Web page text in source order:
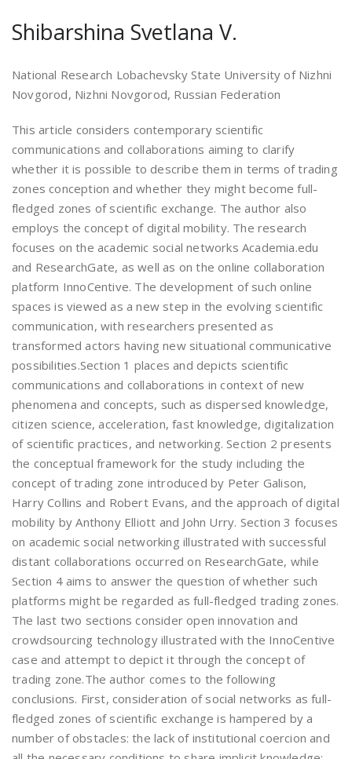
Shibarshina Svetlana V.
National Research Lobachevsky State University of Nizhni
Novgorod, Nizhni Novgorod, Russian Federation
This article considers contemporary scientific
communications and collaborations aiming to clarify
whether it is possible to describe them in terms of trading
zones conception and whether they might become full-
fledged zones of scientific exchange. The author also
employs the concept of digital mobility. The research
focuses on the academic social networks Academia.edu
and ResearchGate, as well as on the online collaboration
platform InnoCentive. The development of such online
spaces is viewed as a new step in the evolving scientific
communication, with researchers presented as
transformed actors having new situational communicative
possibilities.Section 1 places and depicts scientific
communications and collaborations in context of new
phenomena and concepts, such as dispersed knowledge,
citizen science, acceleration, fast knowledge, digitalization
of scientific practices, and networking. Section 2 presents
the conceptual framework for the study including the
concept of trading zone introduced by Peter Galison,
Harry Collins and Robert Evans, and the approach of digital
mobility by Anthony Elliott and John Urry. Section 3 focuses
on academic social networking illustrated with successful
distant collaborations occurred on ResearchGate, while
Section 4 aims to answer the question of whether such
platforms might be regarded as full-fledged trading zones.
The last two sections consider open innovation and
crowdsourcing technology illustrated with the InnoCentive
case and attempt to depict it through the concept of
trading zone.The author comes to the following
conclusions. First, consideration of social networks as full-
fledged zones of scientific exchange is hampered by a
number of obstacles: the lack of institutional coercion and